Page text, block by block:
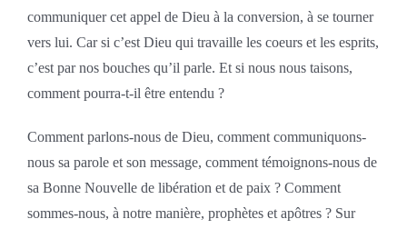
communiquer cet appel de Dieu à la conversion, à se tourner
vers lui. Car si c’est Dieu qui travaille les coeurs et les esprits,
c’est par nos bouches qu’il parle. Et si nous nous taisons,
comment pourra-t-il être entendu ?
Comment parlons-nous de Dieu, comment communiquons-
nous sa parole et son message, comment témoignons-nous de
sa Bonne Nouvelle de libération et de paix ? Comment
sommes-nous, à notre manière, prophètes et apôtres ? Sur